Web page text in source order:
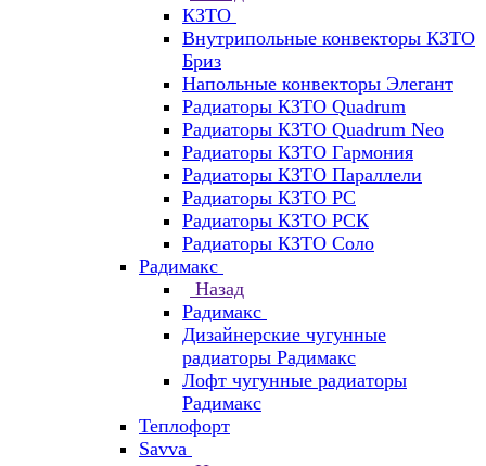
КЗТО
Внутрипольные конвекторы КЗТО
Бриз
Напольные конвекторы Элегант
Радиаторы КЗТО Quadrum
Радиаторы КЗТО Quadrum Neo
Радиаторы КЗТО Гармония
Радиаторы КЗТО Параллели
Радиаторы КЗТО РС
Радиаторы КЗТО РСК
Радиаторы КЗТО Соло
Радимакс
Назад
Радимакс
Дизайнерские чугунные
радиаторы Радимакс
Лофт чугунные радиаторы
Радимакс
Теплофорт
Savva